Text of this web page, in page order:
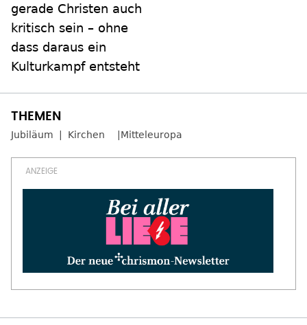
gerade Christen auch
kritisch sein – ohne
dass daraus ein
Kulturkampf entsteht
Jubiläum Kirchen Mitteleuropa